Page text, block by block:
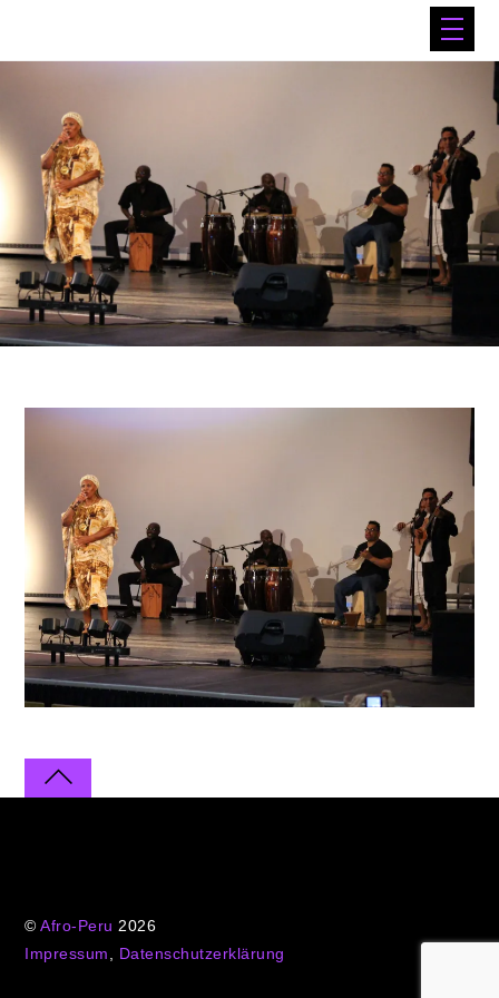
©Afro-Peru 2026
Impressum
Datenschutzerklärung